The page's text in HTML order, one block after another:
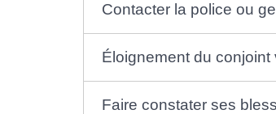
Contacter la police ou
Éloignement du conjoint
Faire constater ses